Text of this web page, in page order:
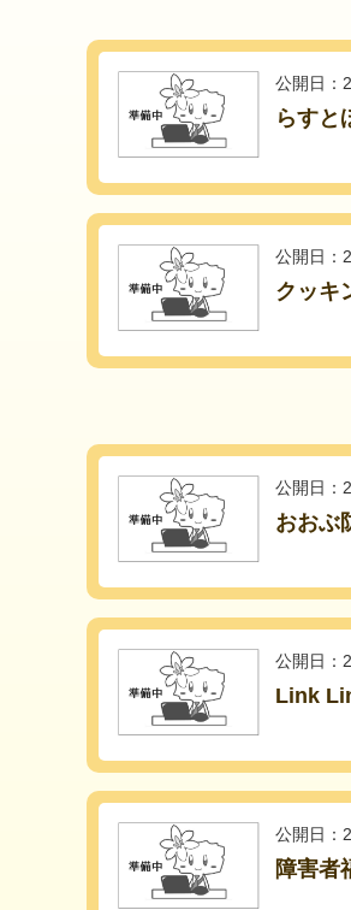
公開日：
らすと
公開日：
クッキ
公開日：
おおぶ
公開日：
Link
公開日：
障害者